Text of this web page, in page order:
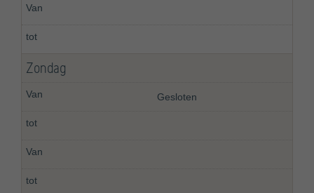
Zondag
Gesloten